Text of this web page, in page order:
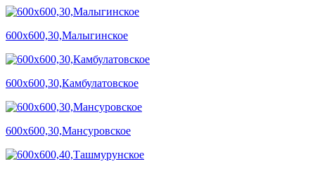
600х600,30,Малыгинское
600х600,30,Камбулатовское
600х600,30,Мансуровское